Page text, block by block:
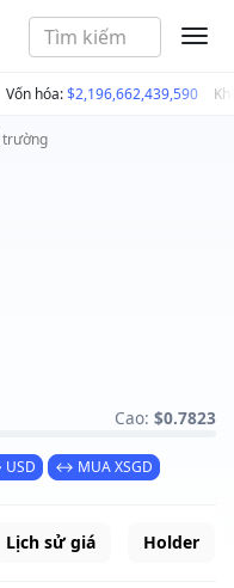
Vốn hóa:$2,196,662,439,590
trường
Cao: $0.7823
↔ MUA XSGD
Lịch sử giá Holder